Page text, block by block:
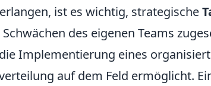
ist es wichtig, strategische
des eigenen Teams
Implementierung eines
auf dem Feld ermöglicht.